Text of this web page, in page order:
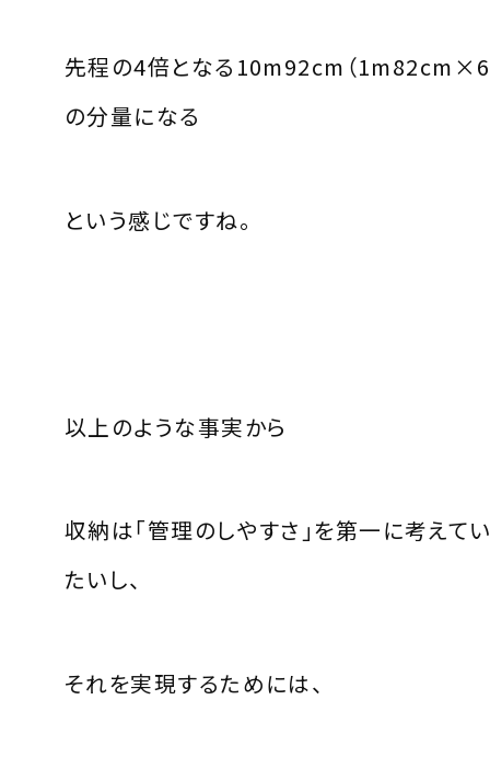
先程の4倍となる10m92cm（1m82cm×6
の分量になる
という感じですね。
以上のような事実から
収納は「管理のしやすさ」を第一に考えて
たいし、
それを実現するためには、